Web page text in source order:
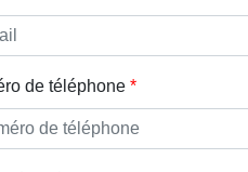
de téléphone